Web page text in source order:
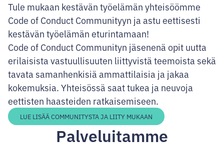
Tule mukaan kestävän työelämän yhteisöömme
Code of Conduct Communityyn ja astu eettisesti
kestävän työelämän eturintamaan!
Code of Conduct Communityn jäsenenä opit uutta
erilaisista vastuullisuuten liittyvistä teemoista sekä
tavata samanhenkisiä ammattilaisia ja jakaa
kokemuksia. Yhteisössä saat tukea ja neuvoja
eettisten haasteiden ratkaisemiseen.
LUE LISÄÄ COMMUNITYSTA JA LIITY MUKAAN
Palveluitamme